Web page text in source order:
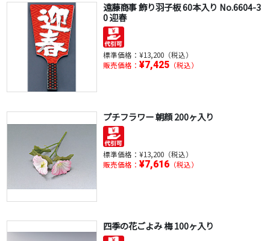
遠藤商事 飾り羽子板 60本入り No.6604-3
0 迎春
標準価格： ¥13,200（税込）
販売価格： ¥7,425（税込）
プチフラワー 朝顔 200ヶ入り
標準価格： ¥13,200（税込）
販売価格： ¥7,616（税込）
四季の花ごよみ 梅 100ヶ入り